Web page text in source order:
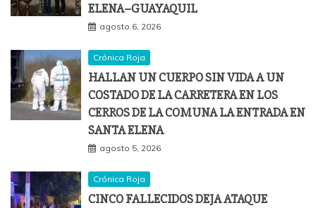
ELENA–GUAYAQUIL
agosto 6, 2026
Crónica Roja
HALLAN UN CUERPO SIN VIDA A UN
COSTADO DE LA CARRETERA EN LOS
CERROS DE LA COMUNA LA ENTRADA EN
SANTA ELENA
agosto 5, 2026
Crónica Roja
CINCO FALLECIDOS DEJA ATAQUE